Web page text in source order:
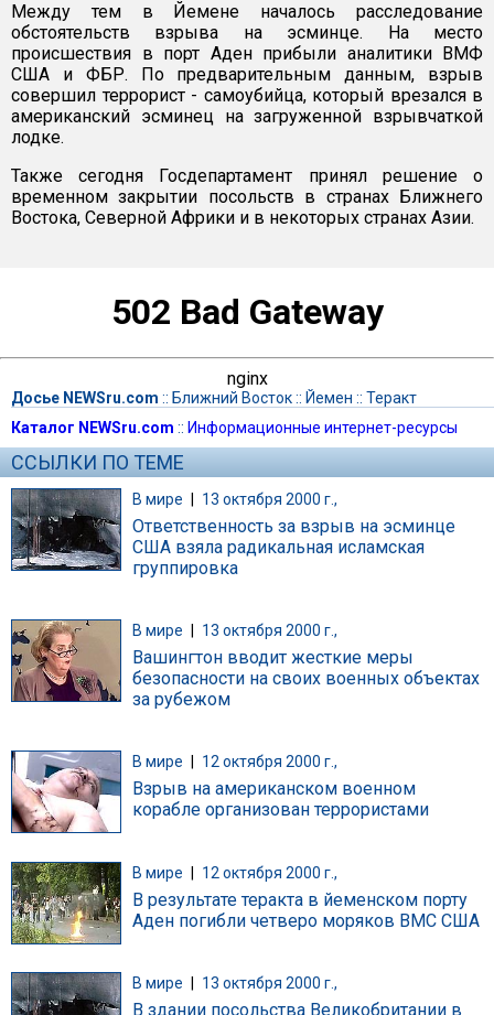
Между тем в Йемене началось расследование
обстоятельств взрыва на эсминце. На место
происшествия в порт Аден прибыли аналитики ВМФ
США и ФБР. По предварительным данным, взрыв
совершил террорист - самоубийца, который врезался в
американский эсминец на загруженной взрывчаткой
лодке.
Также сегодня Госдепартамент принял решение о
временном закрытии посольств в странах Ближнего
Востока, Северной Африки и в некоторых странах Азии.
502 Bad Gateway
nginx
Досье NEWSru.com :: Ближний Восток:: Йемен :: Теракт
Каталог NEWSru.com :: Информационные интернет-ресурсы
ССЫЛКИ ПО ТЕМЕ
В мире 13 октября 2000 г.,
Ответственность за взрыв на эсминце
США взяла радикальная исламская
группировка
В мире 13 октября 2000 г.,
Вашингтон вводит жесткие меры
безопасности на своих военных объектах
за рубежом
В мире 12 октября 2000 г.,
Взрыв на американском военном
корабле организован террористами
В мире 12 октября 2000 г.,
В результате теракта в йеменском порту
Аден погибли четверо моряков ВМС США
В мире 13 октября 2000 г.,
В здании посольства Великобритании в